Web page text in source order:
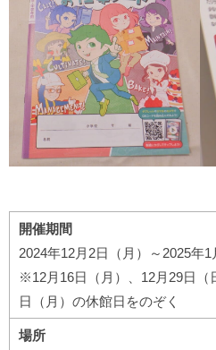
開催期間
2024年12月2日（月）～2025年
※12月16日（月）、12月29日（
日（月）の休館日をのぞく
場所